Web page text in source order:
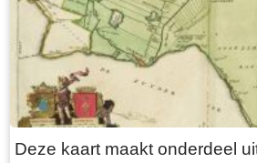
Deze kaart maakt onderdeel